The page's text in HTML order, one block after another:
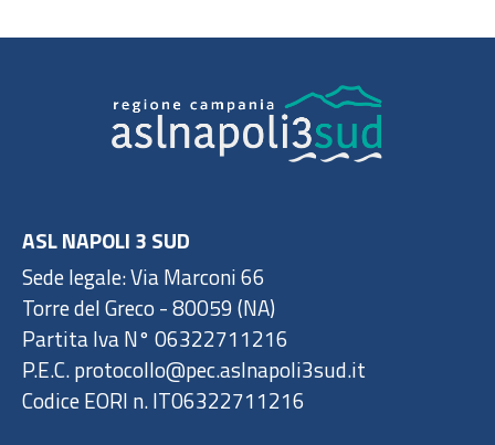
ASL NAPOLI 3 SUD
Sede legale: Via Marconi 66
Torre del Greco - 80059 (NA)
Partita Iva N° 06322711216
P.E.C. protocollo@pec.aslnapoli3sud.it
Codice EORI n. IT06322711216